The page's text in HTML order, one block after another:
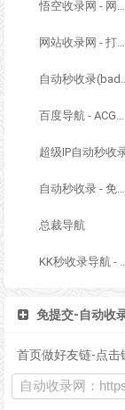
悟空收录网 - 网址导航大全 | 网站免费收录 | 软文外链发布平台
网站收录网 - 打造最与众不同的站点收录网
自动秒收录(badfl.com) - 全自动秒收录网
百度导航 - ACG萌次元丨ACG导航网丨二次元导航丨资源网导航丨福利网址导航 - BaiDu导航
超级IP自动秒收
自动秒收录 - 免费自动秒收录网址导航
总裁导航
KK秒收录导航 - ACG萌次元丨ACG导航网丨二次元导航丨资源网导航丨福利网址导航 - KK秒收录导航网
免提交-自动收
首页做好友链-点击